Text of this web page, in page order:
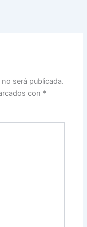
será publicada.
con *